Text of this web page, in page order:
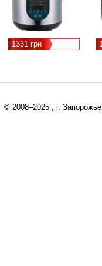
1331 грн
© 2008–2025 , г.